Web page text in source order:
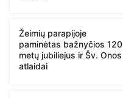
Žeimių parapijoje
paminėtas bažnyčios 120
metų jubiliejus ir Šv. Onos
atlaidai